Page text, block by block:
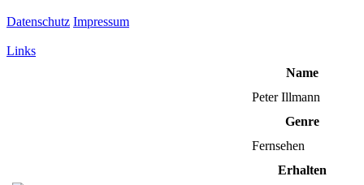
Datenschutz Impressum
Links
Name
Peter Illmann
Genre
Fernsehen
Erhalten